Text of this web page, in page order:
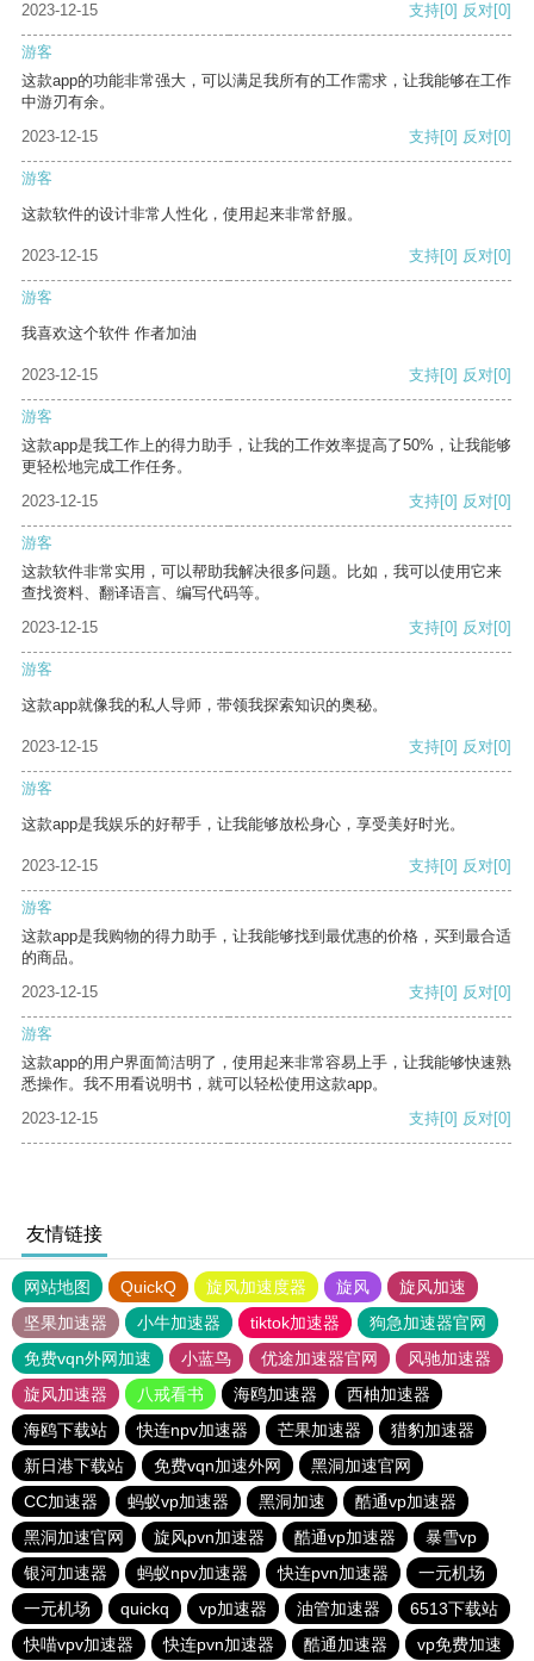
2023-12-15
支持[0] 反对[0]
游客
这款app的功能非常强大，可以满足我所有的工作需求，让我能够在工作
中游刃有余。
2023-12-15
支持[0] 反对[0]
游客
这款软件的设计非常人性化，使用起来非常舒服。
2023-12-15 支持[0] 反对[0]
游客
我喜欢这个软件 作者加油
2023-12-15 支持[0] 反对[0]
游客
这款app是我工作上的得力助手，让我的工作效率提高了50%，让我能够
更轻松地完成工作任务。
2023-12-15
支持[0] 反对[0]
游客
这款软件非常实用，可以帮助我解决很多问题。比如，我可以使用它来
查找资料、翻译语言、编写代码等。
2023-12-15
支持[0] 反对[0]
游客
这款app就像我的私人导师，带领我探索知识的奥秘。
2023-12-15 支持[0] 反对[0]
游客
这款app是我娱乐的好帮手，让我能够放松身心，享受美好时光。
2023-12-15 支持[0] 反对[0]
游客
这款app是我购物的得力助手，让我能够找到最优惠的价格，买到最合适
的商品。
2023-12-15
支持[0] 反对[0]
游客
这款app的用户界面简洁明了，使用起来非常容易上手，让我能够快速熟
悉操作。我不用看说明书，就可以轻松使用这款app。
2023-12-15
支持[0] 反对[0]
友情链接
网站地图 QuickQ 旋风加速度器 旋风
旋风加速
坚果加速器
小牛加速器 tiktok加速器
狗急加速器官网
免费vqn外网加速
小蓝鸟 优途加速器官网
风驰加速器
旋风加速器
八戒看书 海鸥加速器
西柚加速器
海鸥下载站
快连npv加速器 芒果加速器
猎豹加速器
新日港下载站
免费vqn加速外网
黑洞加速官网
CC加速器
蚂蚁vp加速器 黑洞加速
酷通vp加速器
黑洞加速官网
旋风pvn加速器 酷通vp加速器
暴雪vp
银河加速器
蚂蚁npv加速器 快连pvn加速器
一元机场
一元机场
quickq vp加速器 油管加速器
6513下载站
快喵vpv加速器
快连pvn加速器 酷通加速器 vp免费加速